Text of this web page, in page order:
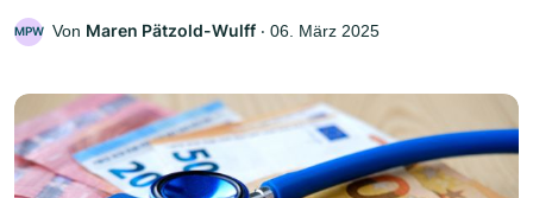
MPW Von Maren Pätzold-Wulff ‧ 06. März 2025